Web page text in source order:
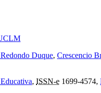
Duque, Crescencio
, ISSN-e 1699-4574,